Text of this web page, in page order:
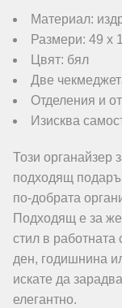
Материал:
Размери: 49 х
Цвят: бял
Две
Отделения и
Изисква
Този органайзер
подходящ
по-добрата
Подходящ е за
стил в
ден, годишнина
искате да
елегантно.